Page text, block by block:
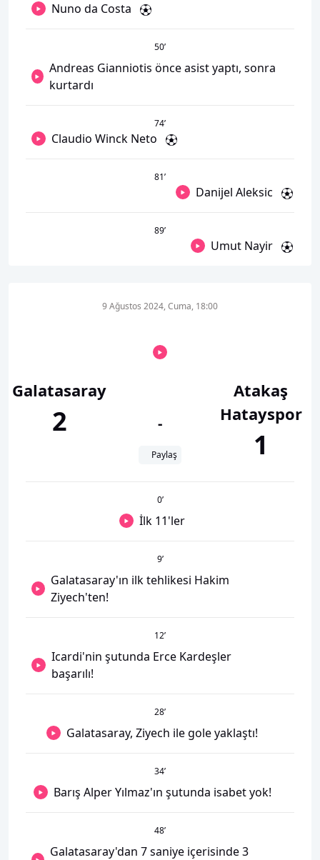
Nuno da Costa
50’
Andreas Gianniotis önce asist yaptı, sonra
kurtardı
74’
Claudio Winck Neto
81’
Danijel Aleksic
89’
Umut Nayir
Galatasaray
2
9 Ağustos 2024, Cuma, 18:00
-
Paylaş
Atakaş
Hatayspor
1
0’
İlk 11'ler
9’
Galatasaray'ın ilk tehlikesi Hakim
Ziyech'ten!
12’
Icardi'nin şutunda Erce Kardeşler
başarılı!
28’
Galatasaray, Ziyech ile gole yaklaştı!
34’
Barış Alper Yılmaz'ın şutunda isabet yok!
48’
Galatasaray'dan 7 saniye içerisinde 3